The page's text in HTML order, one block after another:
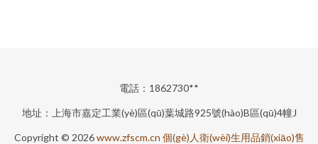
電話：1862730**
地址：上海市嘉定工業(yè)區(qū)葉城路925號(hào)B區(qū)4幢J
Copyright © 2026www.zfscm.cn 個(gè)人衛(wèi)生用品銷(xiāo)售